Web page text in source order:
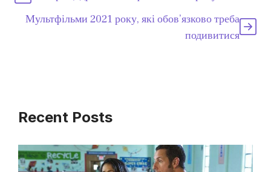
Мультфільми 2021 року, які обов’язково треба
подивитися
Recent Posts